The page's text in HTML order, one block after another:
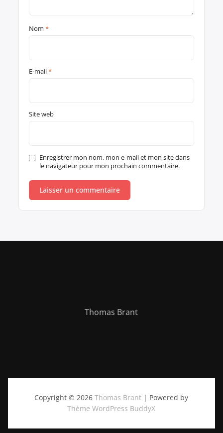
Nom*
E-mail*
Site web
Enregistrer mon nom, mon e-mail et mon site dans
le navigateur pour mon prochain commentaire.
Thomas Brant
Copyright © 2026Thomas Brant | Powered by
Thème WordPress BuddyX